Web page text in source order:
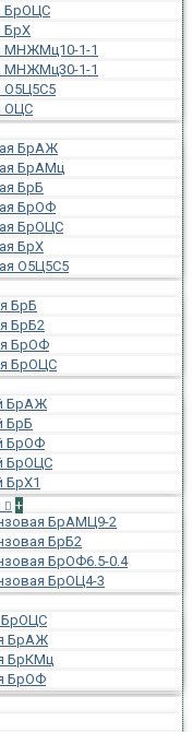
БрОЦС
БрХ
МНЖМц10-1-1
МНЖМц30-1-1
О5Ц5С5
ОЦС
БрАЖ
БрАМц
БрБ
БрОФ
БрОЦС
БрХ
О5Ц5С5
БрБ
БрБ2
БрОФ
БрОЦС
БрАЖ
БрБ
БрОФ
БрОЦС
БрХ1
+
БрАМЦ9-2
БрБ2
БрОФ6.5-0.4
БрОЦ4-3
БрОЦС
БрАЖ
БрКМц
БрОФ